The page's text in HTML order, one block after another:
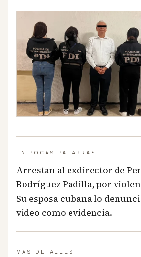
EN POCAS PALABRAS
Arrestan al exdirector de
Rodríguez Padilla, por
Su esposa cubana lo
video como evidencia.
MÁS DETALLES